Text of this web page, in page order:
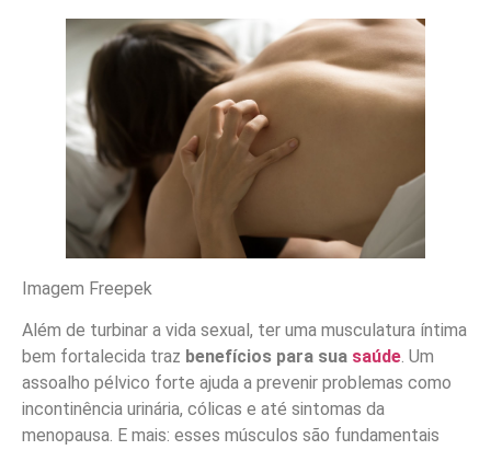
Imagem Freepek
Além de turbinar a vida sexual, ter uma musculatura íntima
bem fortalecida traz benefícios para sua saúde. Um
assoalho pélvico forte ajuda a prevenir problemas como
incontinência urinária, cólicas e até sintomas da
menopausa. E mais: esses músculos são fundamentais